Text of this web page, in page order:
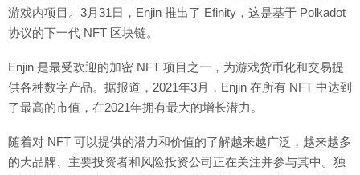
游戏内项目。3月31日，Enjin 推出了 Efinity，这是基于 Polkadot
协议的下一代 NFT 区块链。
Enjin 是最受欢迎的加密 NFT 项目之一，为游戏货币化和交易提
供各种数字产品。据报道，2021年3月，Enjin 在所有 NFT 中达到
了最高的市值，在2021年拥有最大的增长潜力。
随着对 NFT 可以提供的潜力和价值的了解越来越广泛，越来越多
的大品牌、主要投资者和风险投资公司正在关注并参与其中。独